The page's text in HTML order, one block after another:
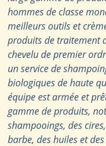
hommes de classe
meilleurs outils et
produits de traitement
chevelu de premier
un service de
biologiques de haute
équipe est armée et
gamme de produits,
shampooings, des
barbe, des huiles et